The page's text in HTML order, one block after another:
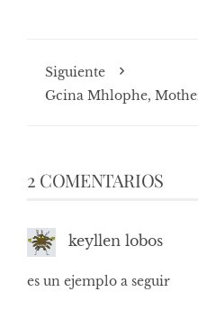
Siguiente
Gcina Mhlophe,
2 COMENTARIOS
keyllen lobos
es un ejemplo a seguir